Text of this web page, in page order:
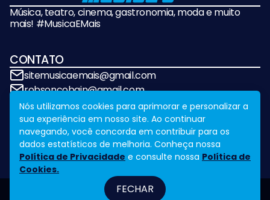
Música, teatro, cinema, gastronomia, moda e muito
mais! #MusicaEMais
CONTATO
sitemusicaemais@gmail.com
robsoncobain@gmail.com
REDES SOCIAIS
Fale ConoscoLegal
Nós utilizamos cookies para aprimorar e personalizar a
sua experiência em nosso site. Ao continuar
navegando, você concorda em contribuir para os
dados estatísticos de melhoria. Conheça nossa
Política de Privacidade e consulte nossa Política de
Cookies.
FECHAR